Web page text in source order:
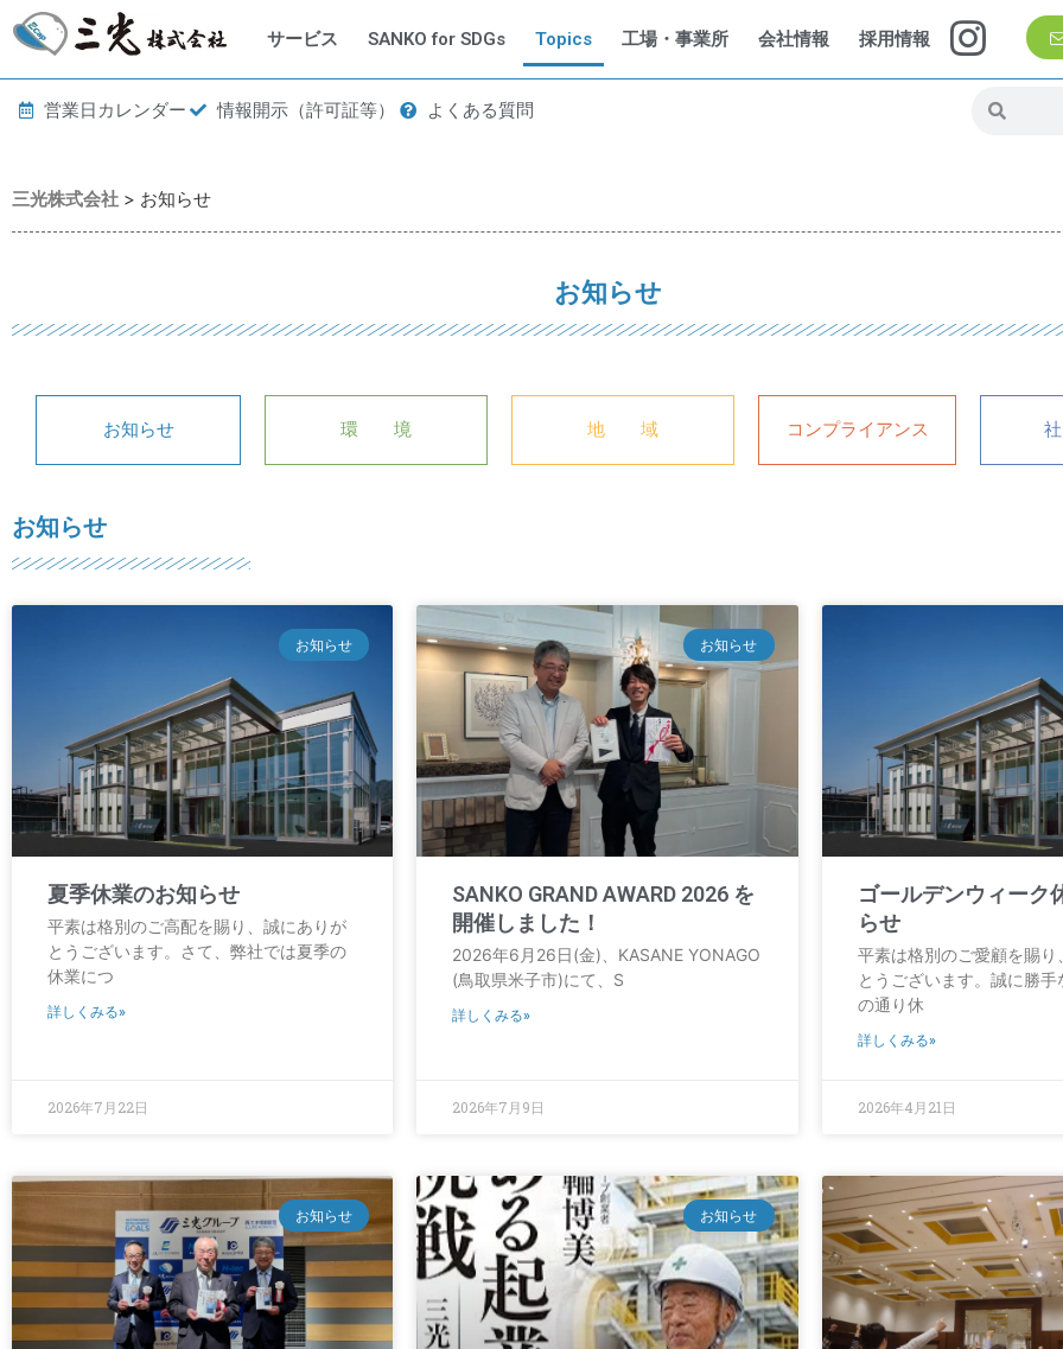
サービス SANKO for SDGs Topics 工場・事業所 会社情報 採用情報
営業日カレンダー 情報開示（許可証等） よくある質問
三光株式会社 > お知らせ
お知らせ
お知らせ 環 境 地 域 コンプライアンス
お知らせ
お知らせ
夏季休業のお知らせ
平素は格別のご高配を賜り、誠にありが
とうございます。さて、弊社では夏季の
休業につ
詳しくみる»
2026年7月22日
お知らせ
SANKO GRAND AWARD 2026 を
開催しました！
2026年6月26日(金)、KASANE YONAGO
(鳥取県米子市)にて、S
詳しくみる»
2026年7月9日
ゴールデンウィーク
らせ
平素は格別のご愛顧を賜り
とうございます。誠に勝手
の通り休
詳しくみる»
2026年4月21日
お知らせ お知らせ